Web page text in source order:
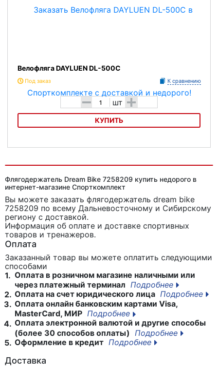
Велофляга DAYLUEN DL-500C
Под заказ К сравнению
- шт +
КУПИТЬ
Флягодержатель Dream Bike 7258209 купить недорого в
интернет-магазине Спорткомплект
Вы можете заказать флягодержатель dream bike
7258209 по всему Дальневосточному и Сибирскому
региону с доставкой.
Информация об оплате и доставке спортивных
товаров и тренажеров.
Оплата
Заказанный товар вы можете оплатить следующими
способами
1. Оплата в розничном магазине наличными или
через платежный терминал Подробнее
2. Оплата на счет юридического лица Подробнее
3. Оплата онлайн банковским картами Visa,
MasterCard, МИР Подробнее
4. Оплата электронной валютой и другие способы
(более 30 способов оплаты)
Подробнее
5. Оформление в кредит Подробнее
Доставка